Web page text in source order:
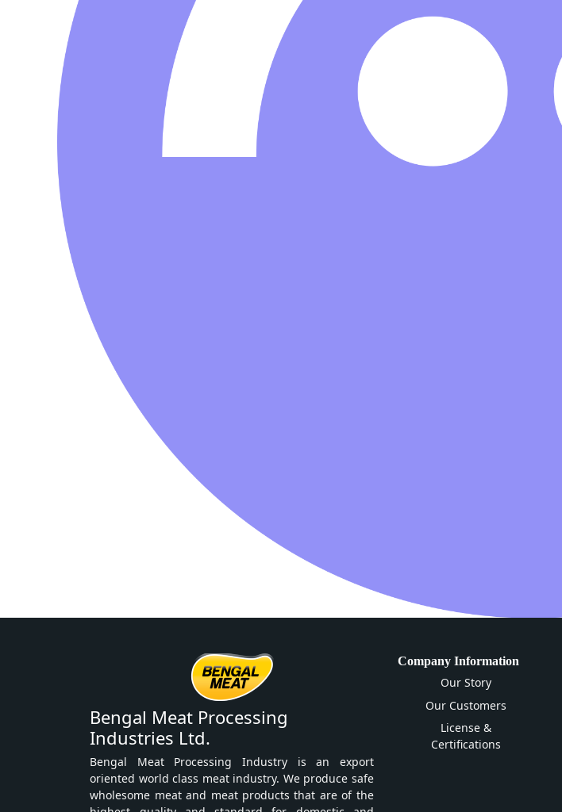
Bengal Meat Processing
Industries Ltd.
Bengal Meat Processing Industry is an export
oriented world class meat industry. We produce safe
wholesome meat and meat products that are of the
Company Information
Our Story
Our Customers
License &
Certifications